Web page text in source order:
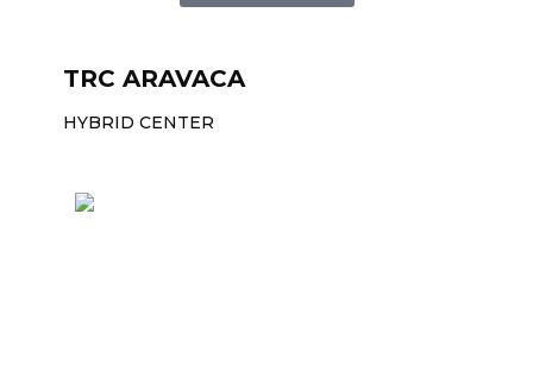
TRC ARAVACA
HYBRID CENTER